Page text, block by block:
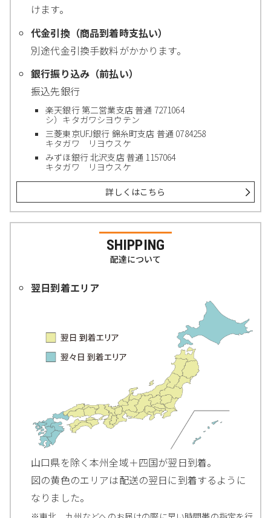
けます。
代金引換（商品到着時支払い）
別途代金引換手数料がかかります。
銀行振り込み（前払い）
振込先銀行
楽天銀行 第二営業支店 普通 7271064
シ）キタガワシヨウテン
三菱東京UFJ銀行 錦糸町支店 普通 0784258
キタガワ リヨウスケ
みずほ銀行 北沢支店 普通 1157064
キタガワ リヨウスケ
詳しくはこちら
SHIPPING
配達について
翌日到着エリア
山口県を除く本州全域＋四国が翌日到着。
図の黄色のエリアは配送の翌日に到着するように
なりました。